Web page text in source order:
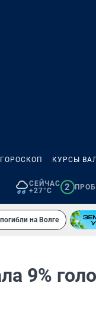
ГОРОСКОП КУРСЫ
СЕЙЧАС
+27°C
2
на Волге
9%